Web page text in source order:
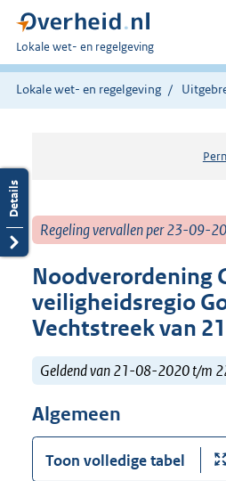
U
bent
hier:
Lokale wet- en regelgeving
Lokale wet- en regelgeving
Regeling vervallen per 23-09-
Noodverordening
veiligheidsregio
Vechtstreek van
Geldend van 21-08-2020 t/m
Algemeen
Toon volledige tabel